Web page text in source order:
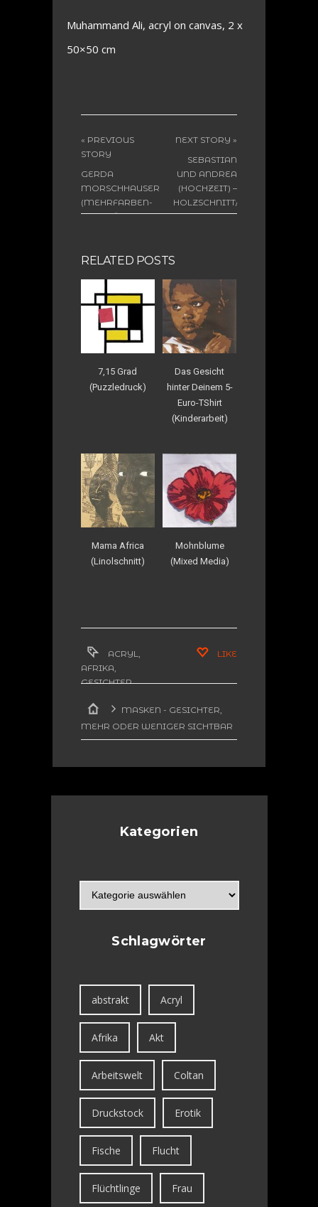
Muhammand Ali, acryl on canvas, 2 x
50×50 cm
« PREVIOUS
STORY
GERDA
MORSCHHAUSER
(MEHRFARBEN-
PORTRÄT-
NEXT STORY »
SEBASTIAN
UND ANDREA
(HOCHZEIT) –
HOLZSCHNITT/MONOTYPIE
RELATED POSTS
7,15 Grad
(Puzzledruck)
Das Gesicht
hinter Deinem 5-
Euro-TShirt
(Kinderarbeit)
Mama Africa
(Linolschnitt)
Mohnblume
(Mixed Media)
ACRYL
AFRIKA
GESICHTER,
LIKE
MASKEN - GESICHTER,
MEHR ODER WENIGER SICHTBAR
Kategorien
Schlagwörter
abstrakt Acryl
Afrika Akt
Arbeitswelt Coltan
Druckstock Erotik
Fische Flucht
Flüchtlinge Frau